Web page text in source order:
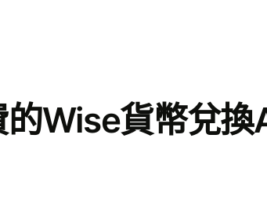
的Wise貨幣兌換